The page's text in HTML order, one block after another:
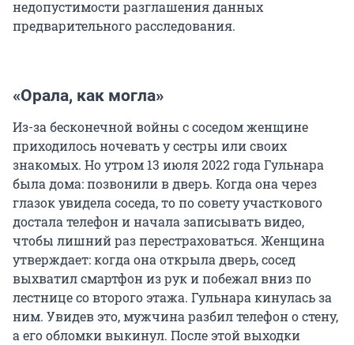
недопустимости разглашения данных
предварительного расследования.
«Орала, как могла»
Из-за бесконечной войны с соседом женщине
приходилось ночевать у сестры или своих
знакомых. Но утром 13 июля 2022 года Гульнара
была дома: позвонили в дверь. Когда она через
глазок увидела соседа, то по совету участкового
достала телефон и начала записывать видео,
чтобы лишний раз перестраховаться. Женщина
утверждает: когда она открыла дверь, сосед
выхватил смартфон из рук и побежал вниз по
лестнице со второго этажа. Гульнара кинулась за
ним. Увидев это, мужчина разбил телефон о стену,
а его обломки выкинул. После этой выходки